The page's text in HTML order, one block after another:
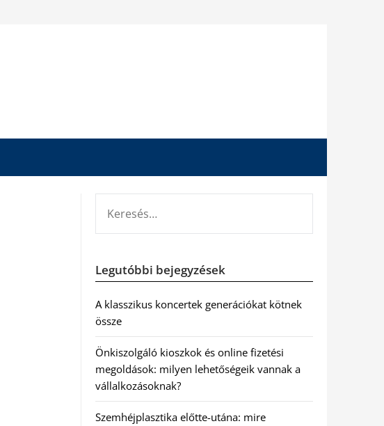
Legutóbbi bejegyzések
A klasszikus koncertek generációkat kötnek
össze
Önkiszolgáló kioszkok és online fizetési
megoldások: milyen lehetőségeik vannak a
vállalkozásoknak?
Szemhéjplasztika előtte-utána: mire